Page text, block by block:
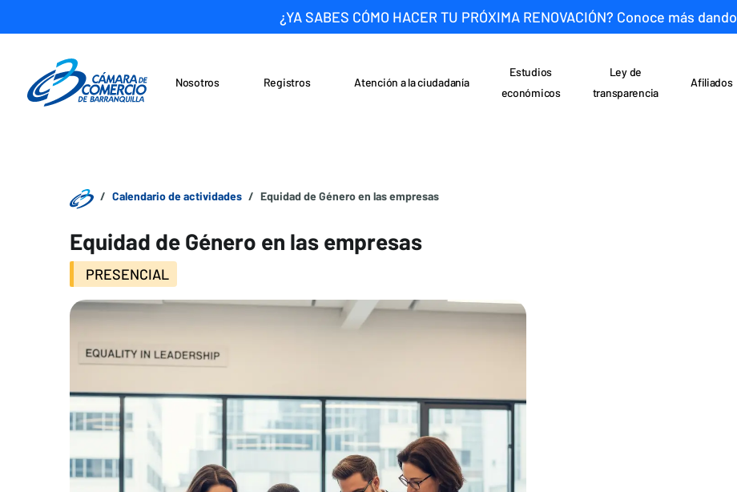
¿YA SABES CÓMO HACER TU PRÓXIMA RENOVACIÓN? Conoce más dando
Nosotros Registros
Atención a la ciudadanía
Estudios
económicos
Ley de
transparencia
Afiliados
Calendario de actividades Equidad de Género en las empresas
Equidad de Género en las empresas
PRESENCIAL